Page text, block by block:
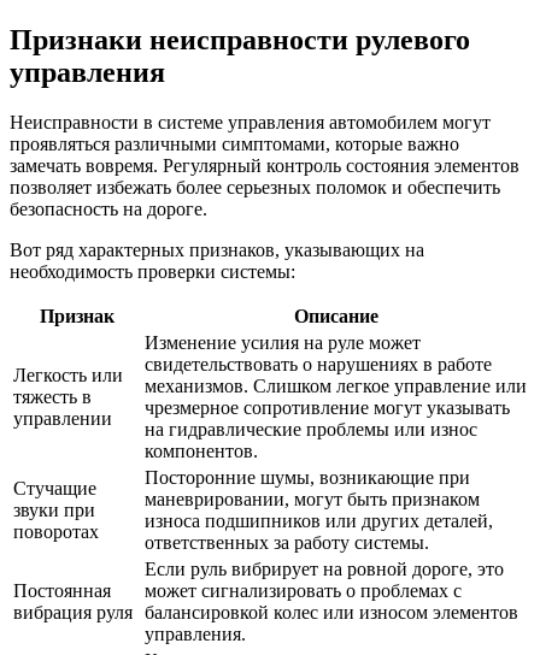
Признаки неисправности рулевого
управления
Неисправности в системе управления автомобилем могут
проявляться различными симптомами, которые важно
замечать вовремя. Регулярный контроль состояния элементов
позволяет избежать более серьезных поломок и обеспечить
безопасность на дороге.
Вот ряд характерных признаков, указывающих на
необходимость проверки системы:
Признак Описание
Легкость или
тяжесть в
управлении
Изменение усилия на руле может
свидетельствовать о нарушениях в работе
механизмов. Слишком легкое управление или
чрезмерное сопротивление могут указывать
на гидравлические проблемы или износ
компонентов.
Стучащие
звуки при
поворотах
Посторонние шумы, возникающие при
маневрировании, могут быть признаком
износа подшипников или других деталей,
ответственных за работу системы.
Постоянная
вибрация руля
Если руль вибрирует на ровной дороге, это
может сигнализировать о проблемах с
балансировкой колес или износом элементов
управления.